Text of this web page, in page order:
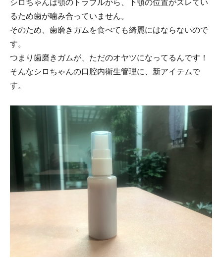
るため歯が噛み合っていません。
そのため、歯磨きガムを食べても綺麗にはならないので
す。
つまり歯磨きガムが、ただのオヤツになってるんです！
そんなシロちゃんの口腔内衛生管理に、新アイテムで
す。